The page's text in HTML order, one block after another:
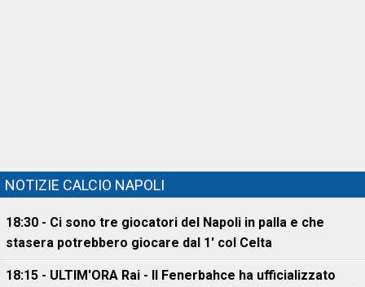
NOTIZIE CALCIO NAPOLI
18:30 - Ci sono tre giocatori del Napoli in palla e che
stasera potrebbero giocare dal 1' col Celta
18:15 - ULTIM'ORA Rai - Il Fenerbahce ha ufficializzato